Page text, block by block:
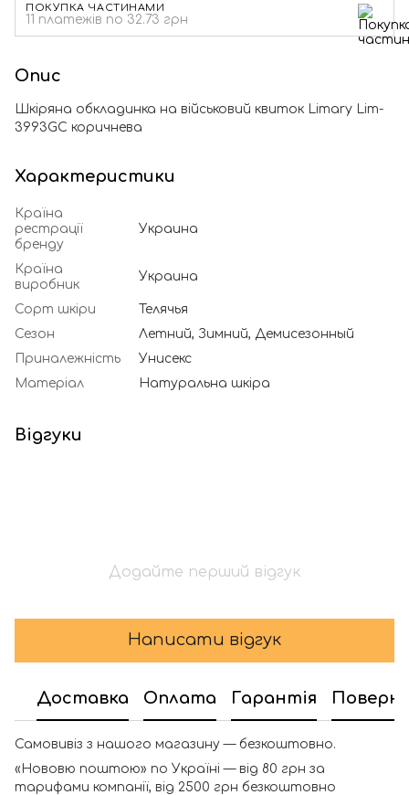
ПОКУПКА ЧАСТИНАМИ
11 платежів по 32.73 грн
Опис
Шкіряна обкладинка на військовий квиток Limary Lim-
3993GC коричнева
Характеристики
Країна
рестрації
бренду
Украина
Країна
виробник
Украина
Сорт шкіри
Телячья
Сезон
Летний, Зимний, Демисезонный
Приналежність
Унисекс
Матеріал
Натуральна шкіра
Відгуки
Додайте перший відгук
Написати відгук
Доставка Оплата Гарантія
Самовивіз з нашого магазину — безкоштовно.
«Нововю поштою» по Україні — від 80 грн за
тарифами компанії, від 2500 грн безкоштовно